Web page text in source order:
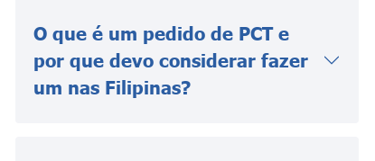
O que é um pedido de PCT e
por que devo considerar fazer
um nas Filipinas?